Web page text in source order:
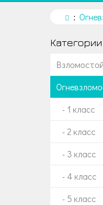
Категории
- 1 класс
- 2 класс
- 3 класс
- 4 класс
- 5 класс